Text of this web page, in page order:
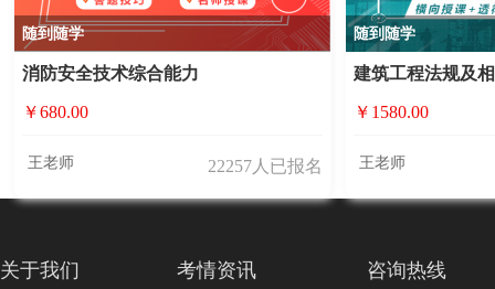
随到随学
消防安全技术综合能力
￥680.00
王老师 22257人已报名
随到随学
建筑工程法规及
￥1580.00
王老师
关于我们 考情资讯 咨询热线